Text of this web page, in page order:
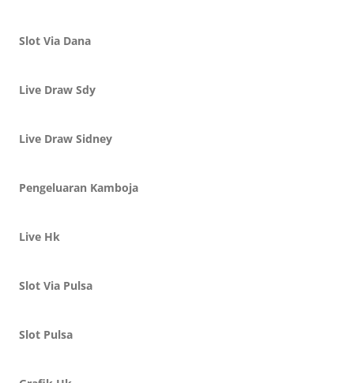
Slot Via Dana
Live Draw Sdy
Live Draw Sidney
Pengeluaran Kamboja
Live Hk
Slot Via Pulsa
Slot Pulsa